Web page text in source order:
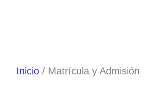
Inicio Matrícula y Admisión